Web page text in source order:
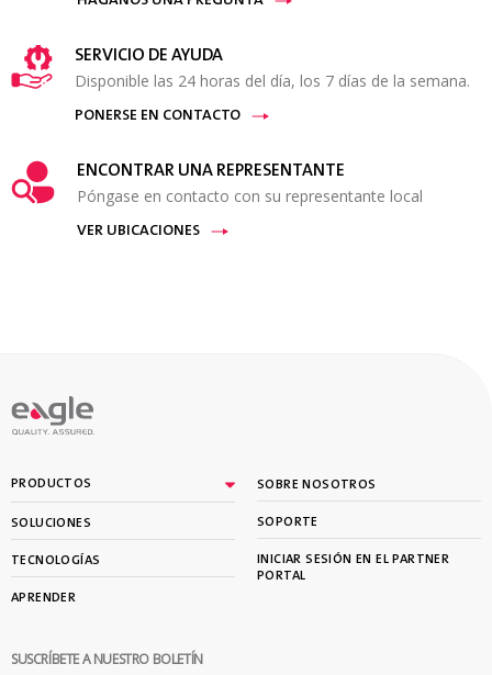
SERVICIO DE AYUDA
Disponible las 24 horas del día, los 7 días de la semana.
PONERSE EN CONTACTO
ENCONTRAR UNA REPRESENTANTE
Póngase en contacto con su representante local
VER UBICACIONES
PRODUCTOS
SOLUCIONES
TECNOLOGÍAS
APRENDER
SOBRE NOSOTROS
SOPORTE
INICIAR SESIÓN EN EL PARTNER
PORTAL
SUSCRÍBETE A NUESTRO BOLETÍN